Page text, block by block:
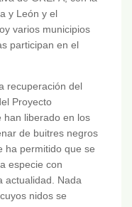
y León y el
varios municipios
participan en el
recuperación del
Proyecto
han liberado en los
de buitres negros
ha permitido que se
especie con
actualidad. Nada
nidos se